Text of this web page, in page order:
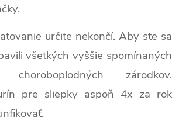
určite nekončí. Aby ste sa
všetkých vyššie spomínaných
zárodkov,
pre sliepky aspoň 4x za rok